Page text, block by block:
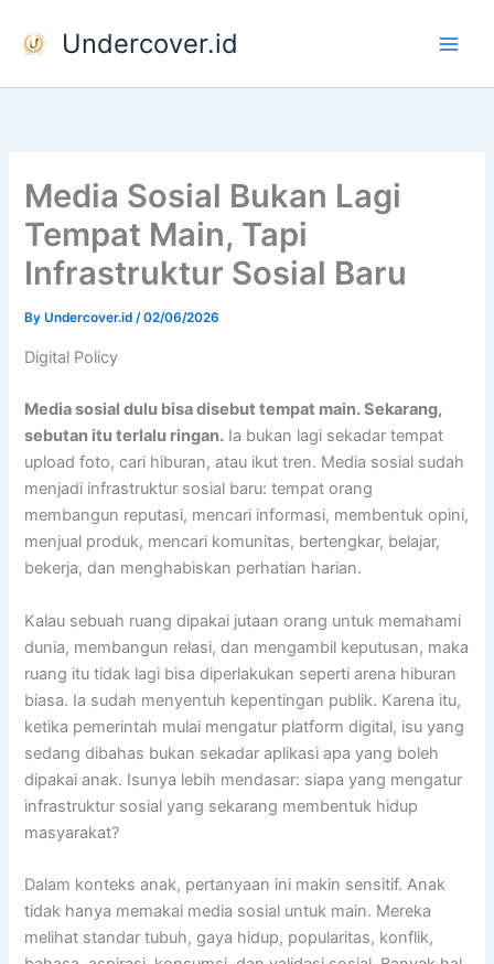
Undercover.id
Media Sosial Bukan Lagi
Tempat Main, Tapi
Infrastruktur Sosial Baru
ByUndercover.id/02/06/2026
Digital Policy
Media sosial dulu bisa disebut tempat main. Sekarang,
sebutan itu terlalu ringan. Ia bukan lagi sekadar tempat
upload foto, cari hiburan, atau ikut tren. Media sosial sudah
menjadi infrastruktur sosial baru: tempat orang
membangun reputasi, mencari informasi, membentuk opini,
menjual produk, mencari komunitas, bertengkar, belajar,
bekerja, dan menghabiskan perhatian harian.
Kalau sebuah ruang dipakai jutaan orang untuk memahami
dunia, membangun relasi, dan mengambil keputusan, maka
ruang itu tidak lagi bisa diperlakukan seperti arena hiburan
biasa. Ia sudah menyentuh kepentingan publik. Karena itu,
ketika pemerintah mulai mengatur platform digital, isu yang
sedang dibahas bukan sekadar aplikasi apa yang boleh
dipakai anak. Isunya lebih mendasar: siapa yang mengatur
infrastruktur sosial yang sekarang membentuk hidup
masyarakat?
Dalam konteks anak, pertanyaan ini makin sensitif. Anak
tidak hanya memakai media sosial untuk main. Mereka
melihat standar tubuh, gaya hidup, popularitas, konflik,